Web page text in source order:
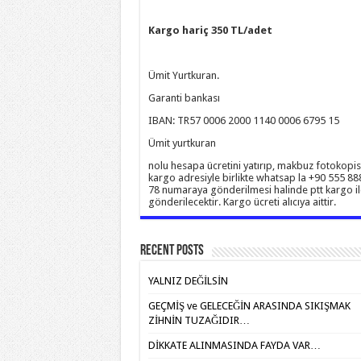
Kargo hariç 350 TL/adet
Ümit Yurtkuran.
Garanti bankası
IBAN: TR57 0006 2000 1140 0006 6795 15
Ümit yurtkuran
nolu hesapa ücretini yatırıp, makbuz
kargo adresiyle birlikte whatsap la +90 555
78 numaraya gönderilmesi halinde ptt kargo
gönderilecektir. Kargo ücreti alıcıya aittir.
Recent Posts
YALNIZ DEĞİLSİN
GEÇMİŞ ve GELECEĞİN ARASINDA SIKIŞMAK
ZİHNİN TUZAĞIDIR…
DİKKATE ALINMASINDA FAYDA VAR…